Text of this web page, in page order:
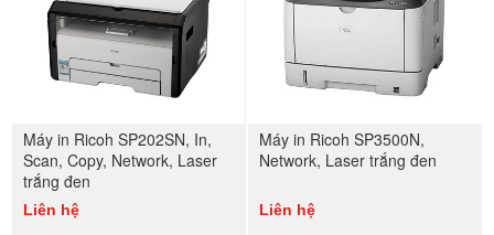
Máy in Ricoh SP202SN, In,
Scan, Copy, Network, Laser
trắng đen
Liên hệ
Máy in Ricoh SP3500N,
Network, Laser trắng đen
Liên hệ